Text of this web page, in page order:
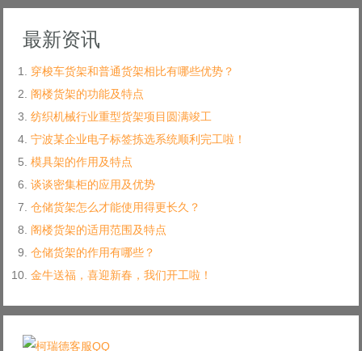
最新资讯
穿梭车货架和普通货架相比有哪些优势？
阁楼货架的功能及特点
纺织机械行业重型货架项目圆满竣工
宁波某企业电子标签拣选系统顺利完工啦！
模具架的作用及特点
谈谈密集柜的应用及优势
仓储货架怎么才能使用得更长久？
阁楼货架的适用范围及特点
仓储货架的作用有哪些？
金牛送福，喜迎新春，我们开工啦！